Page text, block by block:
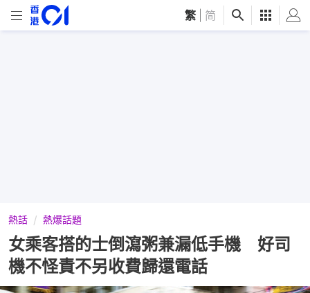
繁 简
熱話 熱爆話題
女乘客搭的士倒瀉粥兼漏低手機 好司
機不怪責不另收費歸還電話